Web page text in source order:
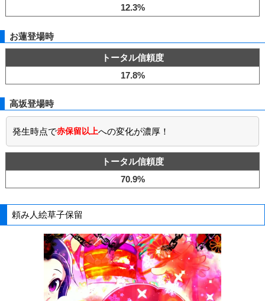
12.3%
お蓮登場時
トータル信頼度
17.8%
高坂登場時
発生時点で赤保留以上への変化が濃厚！
トータル信頼度
70.9%
頼み人絵草子保留